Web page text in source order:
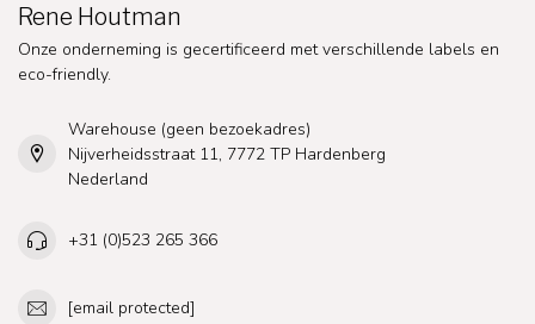
Rene Houtman
Onze onderneming is gecertificeerd met verschillende labels en
eco-friendly.
Warehouse (geen bezoekadres)
Nijverheidsstraat 11, 7772 TP Hardenberg
Nederland
+31 (0)523 265 366
[email protected]